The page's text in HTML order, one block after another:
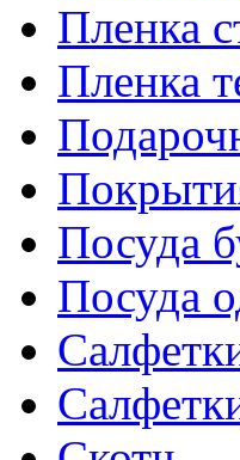
Пленка
Пленка
Посуда
Посуда